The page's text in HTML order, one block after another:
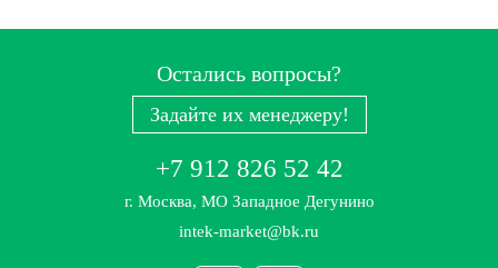
Остались вопросы?
Задайте их менеджеру!
+7 912 826 52 42
г. Москва, МО Западное Дегунино
intek-market@bk.ru